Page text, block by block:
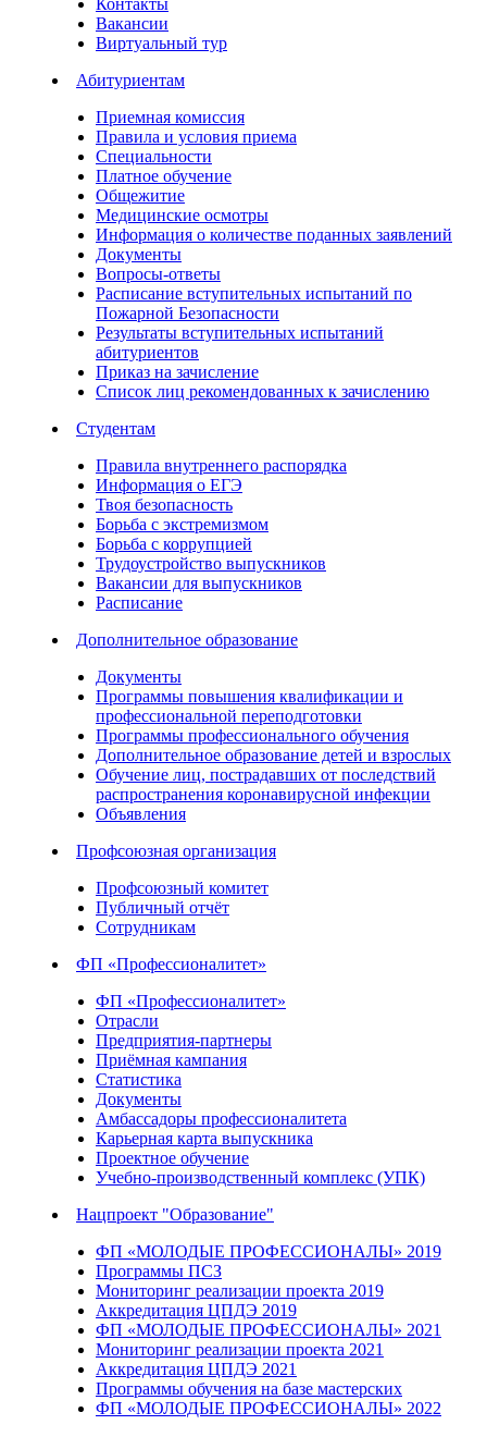
Контакты
Вакансии
Виртуальный тур
Абитуриентам
Приемная комиссия
Правила и условия приема
Специальности
Платное обучение
Общежитие
Медицинские осмотры
Информация о количестве поданных заявлений
Документы
Вопросы-ответы
Расписание вступительных испытаний по
Пожарной Безопасности
Результаты вступительных испытаний
абитуриентов
Приказ на зачисление
Список лиц рекомендованных к зачислению
Студентам
Правила внутреннего распорядка
Информация о ЕГЭ
Твоя безопасность
Борьба с экстремизмом
Борьба с коррупцией
Трудоустройство выпускников
Вакансии для выпускников
Расписание
Дополнительное образование
Документы
Программы повышения квалификации и
профессиональной переподготовки
Программы профессионального обучения
Дополнительное образование детей и взрослых
Обучение лиц, пострадавших от последствий
распространения коронавирусной инфекции
Объявления
Профсоюзная организация
Профсоюзный комитет
Публичный отчёт
Сотрудникам
ФП «Профессионалитет»
ФП «Профессионалитет»
Отрасли
Предприятия-партнеры
Приёмная кампания
Статистика
Документы
Амбассадоры профессионалитета
Карьерная карта выпускника
Проектное обучение
Учебно-производственный комплекс (УПК)
Нацпроект "Образование"
ФП «МОЛОДЫЕ ПРОФЕССИОНАЛЫ» 2019
Программы ПСЗ
Мониторинг реализации проекта 2019
Аккредитация ЦПДЭ 2019
ФП «МОЛОДЫЕ ПРОФЕССИОНАЛЫ» 2021
Мониторинг реализации проекта 2021
Аккредитация ЦПДЭ 2021
Программы обучения на базе мастерских
ФП «МОЛОДЫЕ ПРОФЕССИОНАЛЫ» 2022